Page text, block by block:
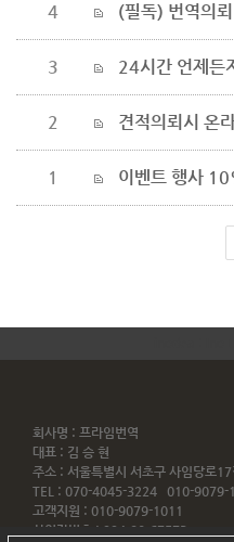
4 (필독) 번역의
3 24시간 언제든
2
1 이벤트 행사
회사명 : 프라임번역
대표 : 김 승 현
주소 : 서울특별시 서초구 사임당로
TEL : 070-4045-3224 010-
고객지원 : 010-9079-1011
사업자번호 : 224-90-67573